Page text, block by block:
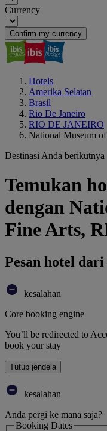
Currency
Confirm my currency
Hotels
Amerika Selatan
Brasil
Rio De Janeiro
RIO DE JANEIRO
National Museum
Destinasi Anda berikutnya
Temukan
dengan
Fine Arts,
Pesan hotel
kesalahan
Core booking engine
You’ll be redirected to
book your stay
Tutup jendela
kesalahan
Anda pergi ke mana saja?
Booking Dates